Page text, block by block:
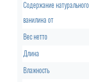
Икра ванили
Содержание натурального
ванилина от
Вес нетто
Длина
Влажность